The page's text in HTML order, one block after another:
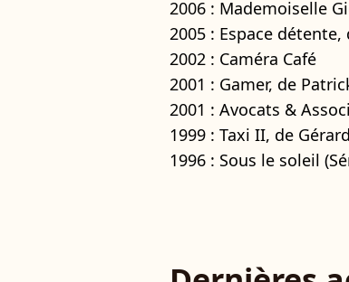
2006 : Mademoiselle
2005 : Espace détente,
2002 : Caméra Café
2001 : Gamer, de
2001 : Avocats &
1999 : Taxi II, de
1996 : Sous le soleil